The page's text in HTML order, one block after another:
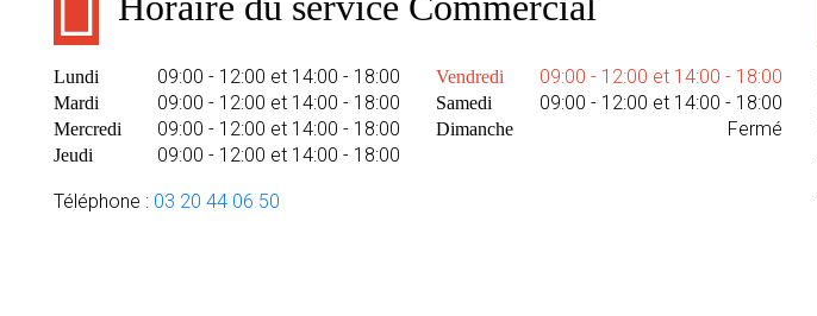
Lundi 09:00 - 12:00 et 14:00 - 18:00
Mardi 09:00 - 12:00 et 14:00 - 18:00
Mercredi 09:00 - 12:00 et 14:00 - 18:00
Jeudi 09:00 - 12:00 et 14:00 - 18:00
Vendredi 09:00 - 12:00 et 14:00 - 18:00
Samedi 09:00 - 12:00 et 14:00 - 18:00
Dimanche Fermé
Téléphone : 03 20 44 06 50